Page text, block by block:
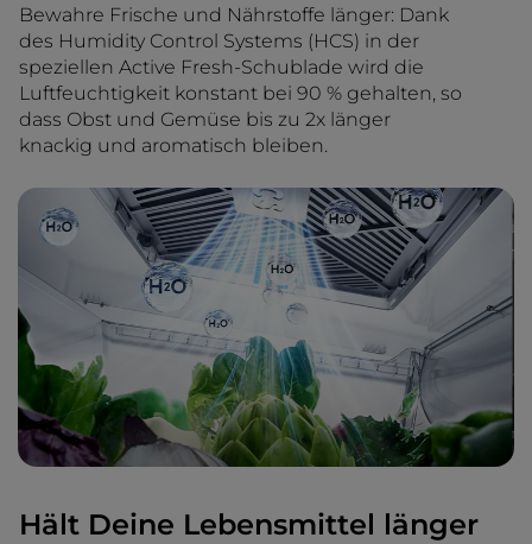
Bewahre Frische und Nährstoffe länger: Dank
des Humidity Control Systems (HCS) in der
speziellen Active Fresh-Schublade wird die
Luftfeuchtigkeit konstant bei 90 % gehalten, so
dass Obst und Gemüse bis zu 2x länger
knackig und aromatisch bleiben.
Hält Deine Lebensmittel länger